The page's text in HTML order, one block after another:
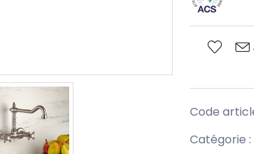
Code
Catégorie :